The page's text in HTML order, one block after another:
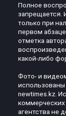
Полное
запрещается.
только при
первом
отметка
какой-либо
Фото- и
использованы
newtimes.kz.
агентства не